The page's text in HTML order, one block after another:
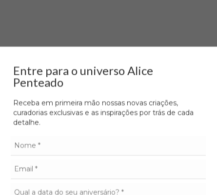
Entre para o universo Alice
Penteado
Receba em primeira mão nossas novas criações,
curadorias exclusivas e as inspirações por trás de cada
detalhe.